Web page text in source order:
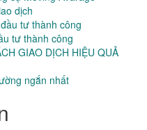
dịch
tư thành công
tư thành công
GIAO DỊCH HIỆU QUẢ
ngắn nhất